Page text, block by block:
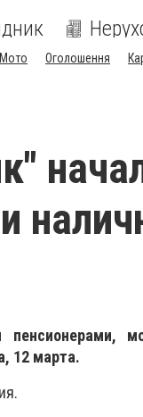
Оголошення
пенсионерами,
12 марта.